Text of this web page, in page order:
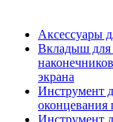
Аксессуары
Вкладыш для
экрана
Инструмент
оконцевания
Инструмент